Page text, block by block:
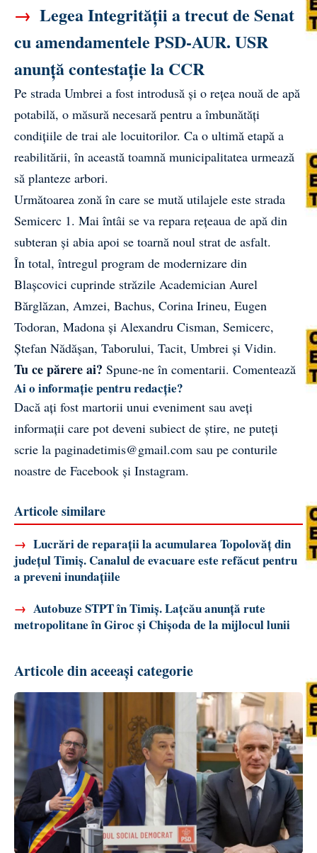
→ Legea Integrității a trecut de Senat
cu amendamentele PSD-AUR. USR
anunță contestație la CCR
Pe strada Umbrei a fost introdusă și o rețea nouă de apă
potabilă, o măsură necesară pentru a îmbunătăți
condițiile de trai ale locuitorilor. Ca o ultimă etapă a
reabilitării, în această toamnă municipalitatea urmează
să planteze arbori.
Următoarea zonă în care se mută utilajele este strada
Semicerc 1. Mai întâi se va repara rețeaua de apă din
subteran și abia apoi se toarnă noul strat de asfalt.
În total, întregul program de modernizare din
Blașcovici cuprinde străzile Academician Aurel
Bărglăzan, Amzei, Bachus, Corina Irineu, Eugen
Todoran, Madona și Alexandru Cisman, Semicerc,
Ștefan Nădășan, Taborului, Tacit, Umbrei și Vidin.
Tu ce părere ai? Spune-ne în comentarii. Comentează
Ai o informație pentru redacție?
Dacă ați fost martorii unui eveniment sau aveți
informații care pot deveni subiect de știre, ne puteți
scrie la paginadetimis@gmail.com sau pe conturile
noastre de Facebook și Instagram.
Articole similare
→ Lucrări de reparații la acumularea Topolovăț din
județul Timiș. Canalul de evacuare este refăcut pentru
a preveni inundațiile
→ Autobuze STPT în Timiș. Lațcău anunță rute
metropolitane în Giroc și Chișoda de la mijlocul lunii
Articole din aceeași categorie